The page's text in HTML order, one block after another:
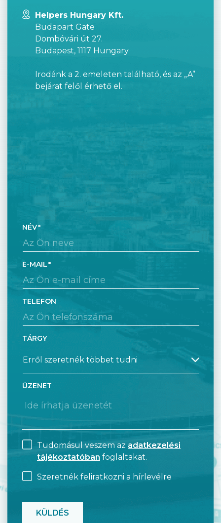
Helpers Hungary Kft.
Budapart Gate
Dombóvári út 27.
Budapest, 1117 Hungary
Irodánk a 2. emeleten található, és az „A”
bejárat felől érhető el.
NÉV
E-MAIL
TELEFON
TÁRGY
ÜZENET
Tudomásul veszem az adatkezelési
tájékoztatóban foglaltakat.
Szeretnék feliratkozni a hírlevélre